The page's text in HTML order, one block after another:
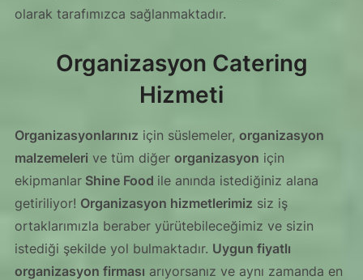
olarak tarafımızca sağlanmaktadır.
Organizasyon Catering
Hizmeti
Organizasyonlarınız için süslemeler, organizasyon
malzemeleri ve tüm diğer organizasyon için
ekipmanlarShine Food ile anında istediğiniz alana
getiriliyor! Organizasyon hizmetlerimiz siz iş
ortaklarımızla beraber yürütebileceğimiz ve sizin
istediği şekilde yol bulmaktadır. Uygun fiyatlı
organizasyon firması arıyorsanız ve aynı zamanda en